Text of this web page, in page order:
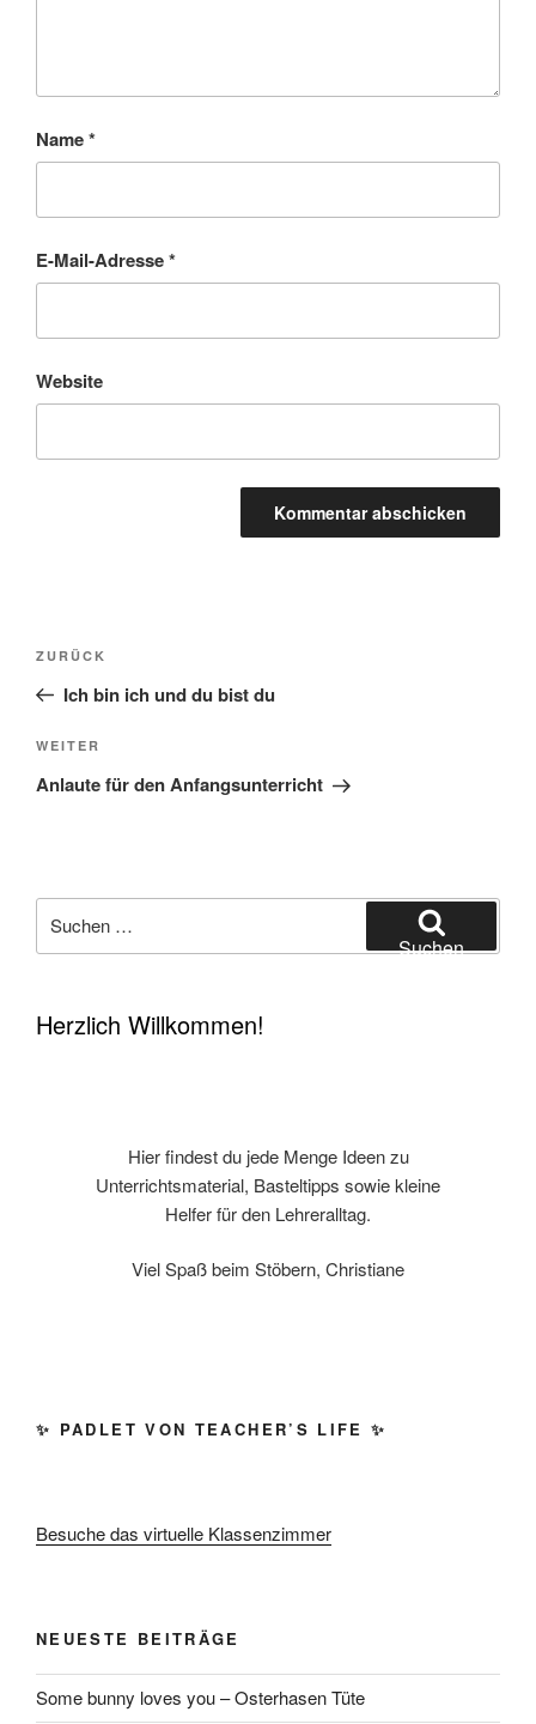
Name*
E-Mail-Adresse*
Website
Beitragsnavigation
Vorheriger
Beitrag
ZURÜCK
Ich bin ich und du bist du
Nächster
Beitrag
WEITER
Anlaute für den Anfangsunterricht
nach:
Suchen
Herzlich Willkommen!
Hier findest du jede Menge Ideen zu
Unterrichtsmaterial, Basteltipps sowie kleine
Helfer für den Lehreralltag.
Viel Spaß beim Stöbern, Christiane
✨ PADLET VON TEACHER’S LIFE ✨
Besuche das virtuelle Klassenzimmer
NEUESTE BEITRÄGE
Some bunny loves you – Osterhasen Tüte